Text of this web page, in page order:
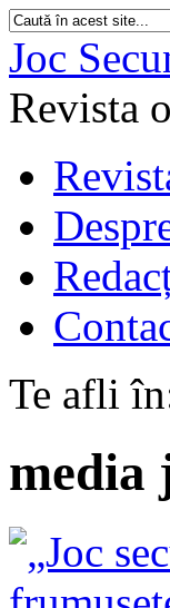
Joc
Revista
Te afli
media